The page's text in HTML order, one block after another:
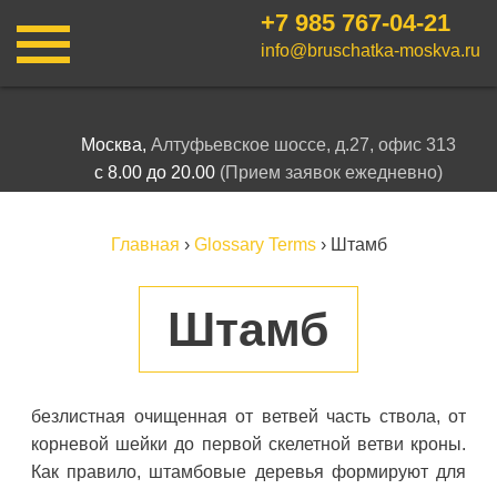
+7 985 767-04-21
info@bruschatka-moskva.ru
Москва, Алтуфьевское шоссе, д.27, офис 313
с 8.00 до 20.00 (Прием заявок ежедневно)
Главная › Glossary Terms› Штамб
Штамб
безлистная очищенная от ветвей часть ствола, от
корневой шейки до первой скелетной ветви кроны.
Как правило, штамбовые деревья формируют для